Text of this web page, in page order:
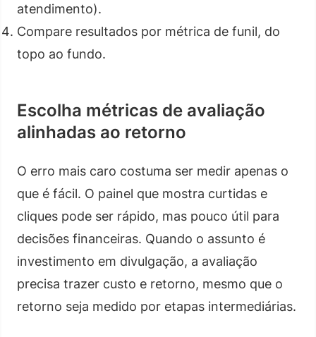
atendimento).
Compare resultados por métrica de funil, do
topo ao fundo.
Escolha métricas de avaliação
alinhadas ao retorno
O erro mais caro costuma ser medir apenas o
que é fácil. O painel que mostra curtidas e
cliques pode ser rápido, mas pouco útil para
decisões financeiras. Quando o assunto é
investimento em divulgação, a avaliação
precisa trazer custo e retorno, mesmo que o
retorno seja medido por etapas intermediárias.